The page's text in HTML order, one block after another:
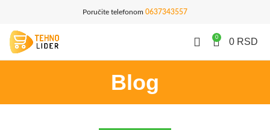
Poručite telefonom 0637343557
0 0 RSD
Blog